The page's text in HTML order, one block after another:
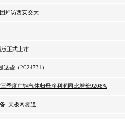
拜访西安交大
正式上市
些（2024731）
季度广钢气体归母净利润同比增长9208%
_天极网频道